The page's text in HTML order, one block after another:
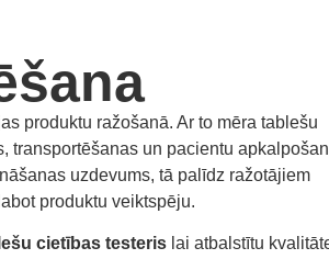
produktu ražošanā. Ar to mēra tablešu
transportēšanas un pacientu
uzdevums, tā palīdz ražotājiem
produktu veiktspēju.
cietības testeris lai atbalstītu